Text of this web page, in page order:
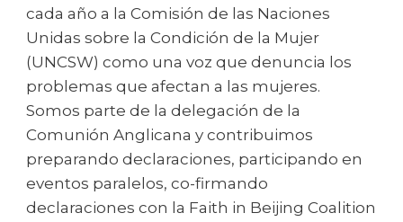
cada año a la Comisión de las Naciones
Unidas sobre la Condición de la Mujer
(UNCSW) como una voz que denuncia los
problemas que afectan a las mujeres.
Somos parte de la delegación de la
Comunión Anglicana y contribuimos
preparando declaraciones, participando en
eventos paralelos, co-firmando
declaraciones con la Faith in Beijing Coalition